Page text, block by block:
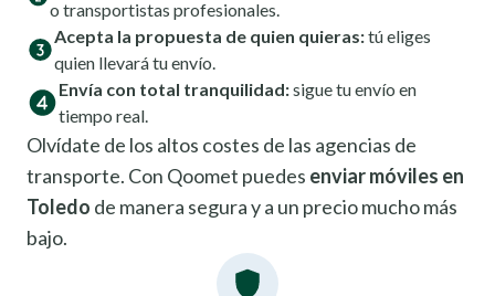
o transportistas profesionales.
Acepta la propuesta de quien quieras:tú eliges
quien llevará tu envío.
Envía con total tranquilidad:sigue tu envío en
tiempo real.
Olvídate de los altos costes de las agencias de
transporte. Con Qoomet puedes enviar móviles en
Toledo de manera segura y a un precio mucho más
bajo.